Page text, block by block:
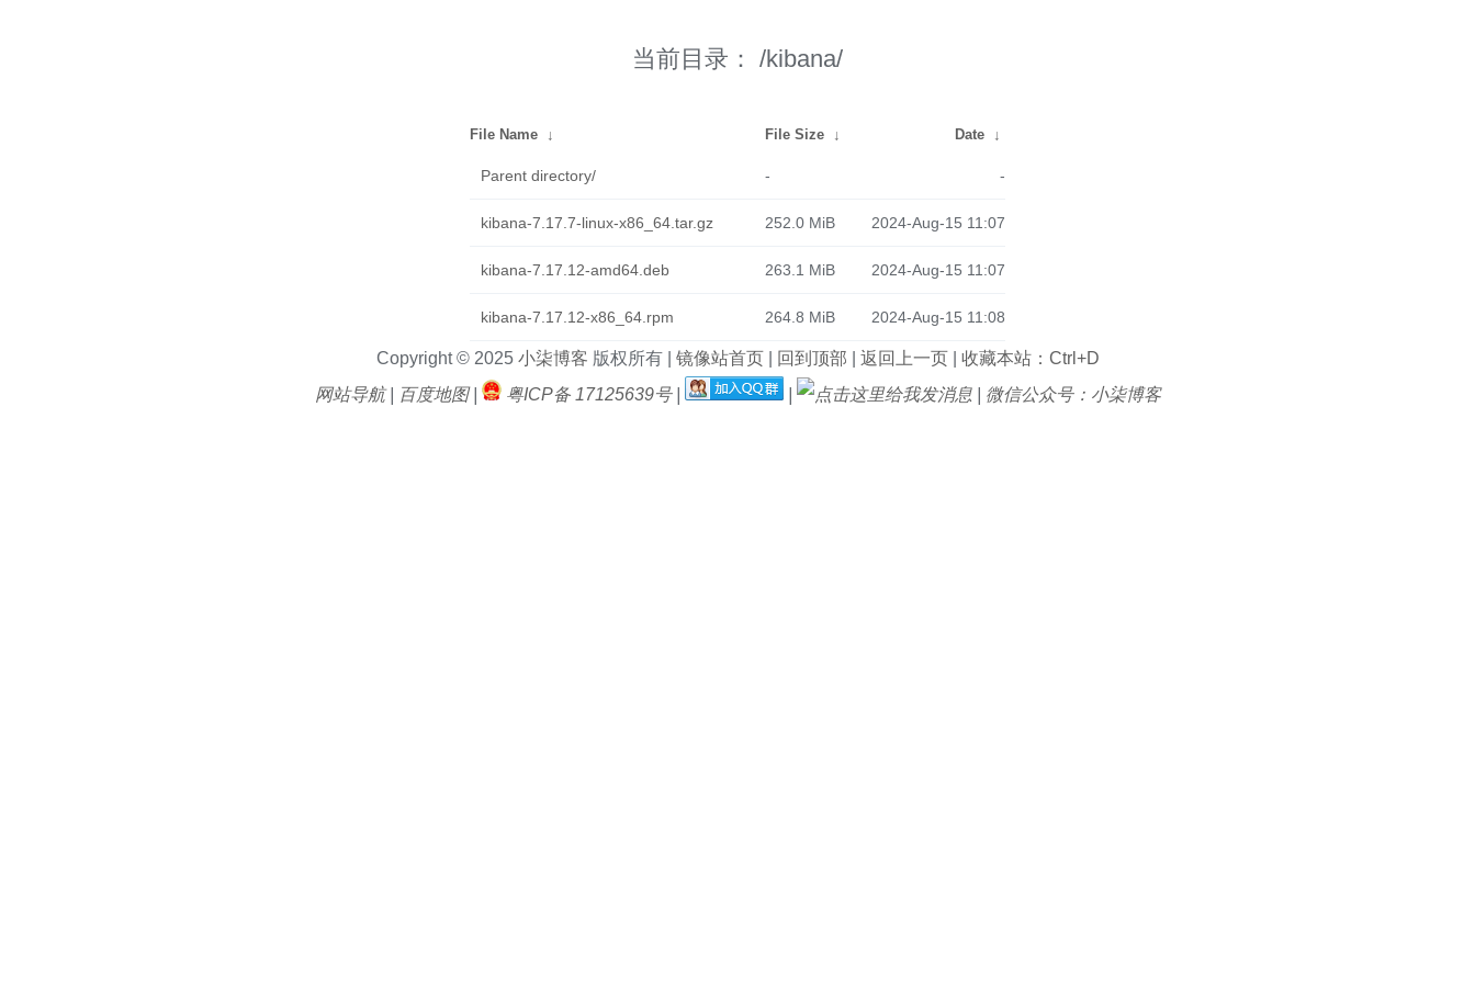
当前目录： /kibana/
File Name ↓ File Size ↓ Date ↓
Parent directory/ - -
kibana-7.17.7-linux-x86_64.tar.gz 252.0 MiB 2024-Aug-15 11:07
kibana-7.17.12-amd64.deb 263.1 MiB 2024-Aug-15 11:07
kibana-7.17.12-x86_64.rpm 264.8 MiB 2024-Aug-15 11:08
Copyright © 2025 小柒博客 版权所有 | 镜像站首页| 回到顶部 返回上一页|
收藏本站：Ctrl+D
网站导航| 百度地图| 粤ICP备 17125639号 | | 微信公众号：小柒博客